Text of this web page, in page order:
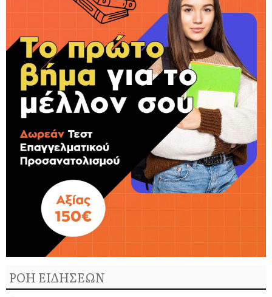
ΡΟΗ ΕΙΔΗΣΕΩΝ